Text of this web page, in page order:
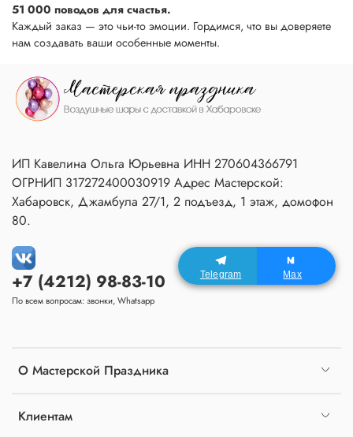
51 000 поводов для счастья.
Каждый заказ — это чьи-то эмоции. Гордимся, что вы доверяете
нам создавать ваши особенные моменты.
О Мастерской Праздника
Клиентам
+7 (4212) 98-83-10
По всем вопросам: звонки, Whatsapp
ИП Кавелина Ольга Юрьевна ИНН 270604366791
ОГРНИП 317272400030919 Адрес Мастерской:
Хабаровск, Джамбула 27/1, 2 подъезд, 1 этаж, домофон
80.
Telegram Max